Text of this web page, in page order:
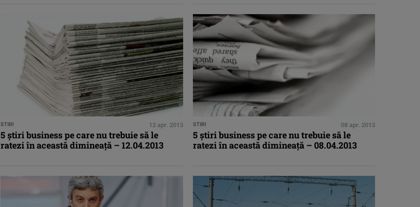
STIRI 12 apr. 2013
5 ştiri business pe care nu trebuie să le
ratezi în această dimineaţă – 12.04.2013
STIRI 08 apr. 2013
5 ştiri business pe care nu trebuie să le
ratezi în această dimineaţă – 08.04.2013